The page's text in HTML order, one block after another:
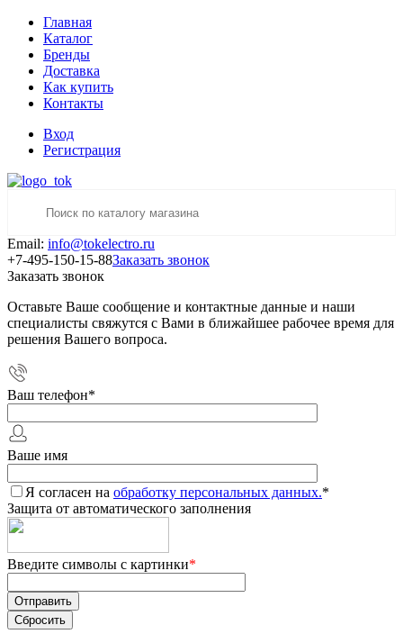
Главная
Каталог
Бренды
Доставка
Как купить
Контакты
Вход
Регистрация
Email: info@tokelectro.ru
+7-495-150-15-88Заказать звонок
Заказать звонок
Оставьте Ваше сообщение и контактные данные и наши
специалисты свяжутся с Вами в ближайшее рабочее время для
решения Вашего вопроса.
Ваш телефон*
Ваше имя
Я согласен на обработку персональных данных.*
Защита от автоматического заполнения
Введите символы с картинки*